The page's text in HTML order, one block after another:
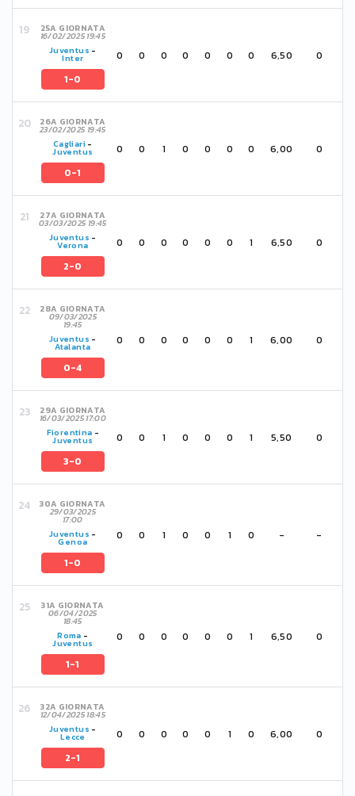
25A GIORNATA
16/02/2025 19:45
Juventus -
Inter
1-0
0 0 0 0 0 0 0 6,50 0
26A GIORNATA
23/02/2025 19:45
Cagliari-
Juventus
0-1
0 0 1 0 0 0 0 6,00 0
27A GIORNATA
03/03/2025 19:45
Juventus -
Verona
2-0
0 0 0 0 0 0 1 6,50 0
28A GIORNATA
09/03/2025
19:45
Juventus -
Atalanta
0-4
0 0 0 0 0 0 1 6,00 0
29A GIORNATA
16/03/2025 17:00
Fiorentina -
Juventus
3-0
0 0 1 0 0 0 1 5,50 0
30A GIORNATA
29/03/2025
17:00
Juventus -
Genoa
1-0
0 0 1 0 0 1 0 - -
31A GIORNATA
06/04/2025
18:45
Roma -
Juventus
1-1
0 0 0 0 0 0 1 6,50 0
32A GIORNATA
12/04/2025 18:45
Juventus -
Lecce
2-1
0 0 0 0 0 1 0 6,00 0